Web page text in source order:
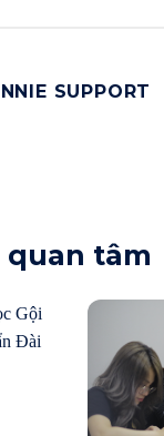
SUPPORT
quan tâm